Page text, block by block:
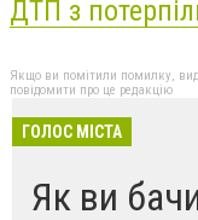
ДТП з
Якщо ви помітили помилку,
повідомити про це редакцію
ГОЛОС МІСТА
Як ви